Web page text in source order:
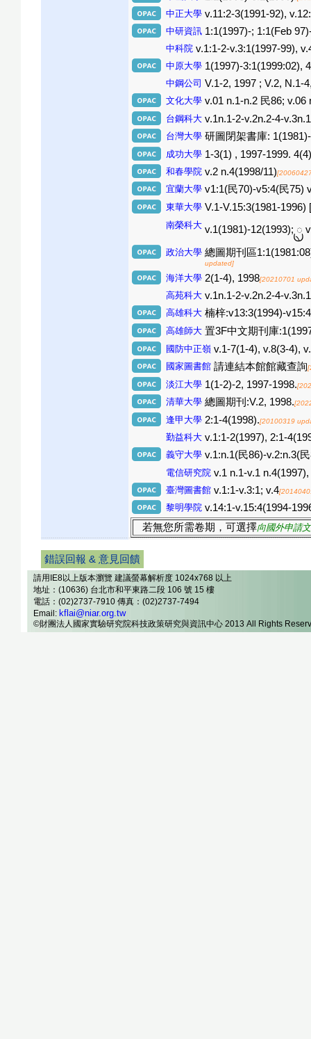
中正大學 v.11:2-3(1991-92),
中研資訊 1:1(1997)-; 1:1(Feb
中科院 v.1:1-2-v.3:1(1997-99),
中原大學 1(1997)-3:1(1999:02),
中鋼公司 V.1-2, 1997 ; V.2, N.1-
文化大學 v.01 n.1-n.2 民86;
台鋼科大 v.1n.1-2-v.2n.2-4-
台灣大學 研圖閉架書庫:
成功大學 1-3(1) , 1997-1999.
和春學院 v.2 n.4(1998/11)
宜蘭大學 v1:1(民70)-v5:4(民75)
東華大學 V.1-V.15:3(1981-1996)
南榮科大 v.1(1981)-12(1993);
政治大學 總圖期刊區
updated]
海洋大學 2(1-4), 1998[20210701
高苑科大 v.1n.1-2-v.2n.2-4-
高雄科大 楠梓:v13:3(1994)-
高雄師大 置3F中文期刊庫
國防中正嶺 v.1-7(1-4), v.8(3-4),
國家圖書館 請連結本館館藏查詢
淡江大學 1(1-2)-2, 1997-1998.
清華大學 總圖期刊:V.2, 1998.
逢甲大學 2:1-4(1998).[20100319
勤益科大 v.1:1-2(1997), 2:1-
義守大學 v.1:n.1(民86)-v.2:n.3(
電信研究院 v.1 n.1-v.1
臺灣圖書館 v.1:1-v.3:1; v.4
黎明學院 v.14:1-v.15:4(1994-
若無您所需卷期，可選擇向國外申請
錯誤回報 & 意見回饋
請用IE8以上版本瀏覽 建議螢幕解析度 1024x768 以上
地址：(10636) 台北市和平東路二段 106 號 15 樓
電話：(02)2737-7910 傳真：(02)2737-7494
Email: kflai@niar.org.tw
©財團法人國家實驗研究院科技政策研究與資訊中心 2013 All Rights